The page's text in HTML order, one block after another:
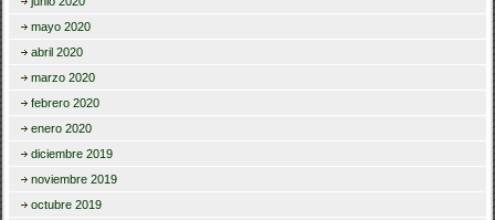
mayo 2020
abril 2020
marzo 2020
febrero 2020
enero 2020
diciembre 2019
noviembre 2019
octubre 2019